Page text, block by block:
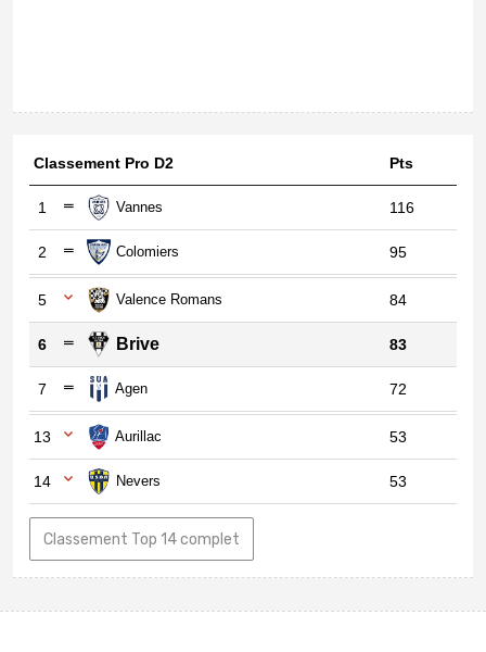
Classement Pro D2 Pts
1 Vannes 116
2 Colomiers 95
5 Valence Romans 84
6 Brive 83
7 Agen 72
13 Aurillac 53
14 Nevers 53
Classement Top 14 complet